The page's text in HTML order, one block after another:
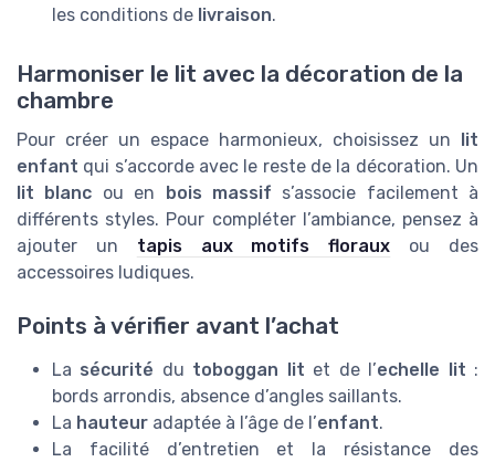
les conditions de livraison.
Harmoniser le lit avec la décoration de la
chambre
Pour créer un espace harmonieux, choisissez un lit
enfant qui s’accorde avec le reste de la décoration. Un
lit blanc ou en bois massif s’associe facilement à
différents styles. Pour compléter l’ambiance, pensez à
ajouter un tapis aux motifs floraux ou des
accessoires ludiques.
Points à vérifier avant l’achat
La sécurité du toboggan lit et de l’echelle lit :
bords arrondis, absence d’angles saillants.
La hauteur adaptée à l’âge de l’enfant.
La facilité d’entretien et la résistance des